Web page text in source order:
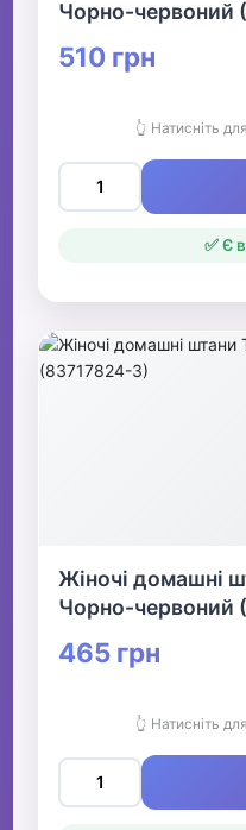
Чорно-червоний
510 грн
👆 Натисніть
✅ Є
Жіночі домашні
Чорно-червоний
465 грн
👆 Натисніть